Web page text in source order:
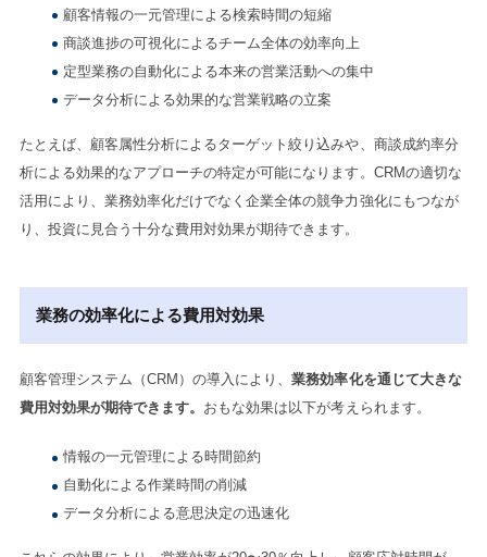
顧客情報の一元管理による検索時間の短縮
商談進捗の可視化によるチーム全体の効率向上
定型業務の自動化による本来の営業活動への集中
データ分析による効果的な営業戦略の立案
たとえば、顧客属性分析によるターゲット絞り込みや、商談成約率分
析による効果的なアプローチの特定が可能になります。CRMの適切な
活用により、業務効率化だけでなく企業全体の競争力強化にもつなが
り、投資に見合う十分な費用対効果が期待できます。
業務の効率化による費用対効果
顧客管理システム（CRM）の導入により、業務効率化を通じて大きな
費用対効果が期待できます。 おもな効果は以下が考えられます。
情報の一元管理による時間節約
自動化による作業時間の削減
データ分析による意思決定の迅速化